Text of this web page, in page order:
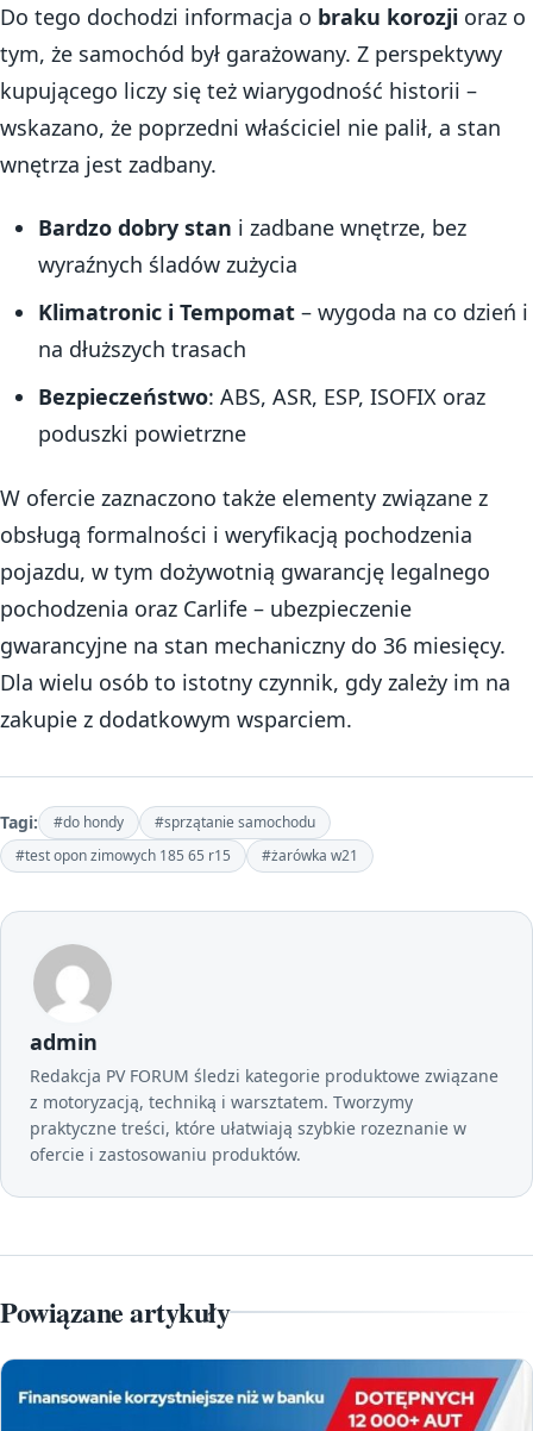
Do tego dochodzi informacja o braku korozji oraz o
tym, że samochód był garażowany. Z perspektywy
kupującego liczy się też wiarygodność historii –
wskazano, że poprzedni właściciel nie palił, a stan
wnętrza jest zadbany.
Bardzo dobry stan i zadbane wnętrze, bez
wyraźnych śladów zużycia
Klimatronic i Tempomat– wygoda na co dzień i
na dłuższych trasach
Bezpieczeństwo: ABS, ASR, ESP, ISOFIX oraz
poduszki powietrzne
W ofercie zaznaczono także elementy związane z
obsługą formalności i weryfikacją pochodzenia
pojazdu, w tym dożywotnią gwarancję legalnego
pochodzenia oraz Carlife – ubezpieczenie
gwarancyjne na stan mechaniczny do 36 miesięcy.
Dla wielu osób to istotny czynnik, gdy zależy im na
zakupie z dodatkowym wsparciem.
Tagi: #do hondy
#sprzątanie samochodu
#test opon zimowych 185 65 r15
#żarówka w21
admin
Redakcja PV FORUM śledzi kategorie produktowe związane
z motoryzacją, techniką i warsztatem. Tworzymy
praktyczne treści, które ułatwiają szybkie rozeznanie w
ofercie i zastosowaniu produktów.
Powiązane artykuły